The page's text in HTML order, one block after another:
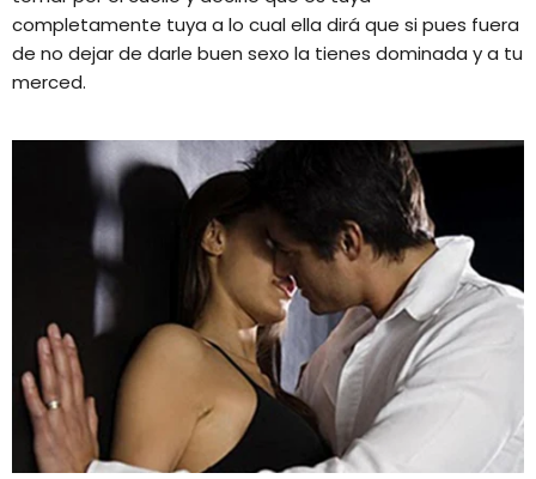
completamente tuya a lo cual ella dirá que si pues fuera
de no dejar de darle buen sexo la tienes dominada y a tu
merced.